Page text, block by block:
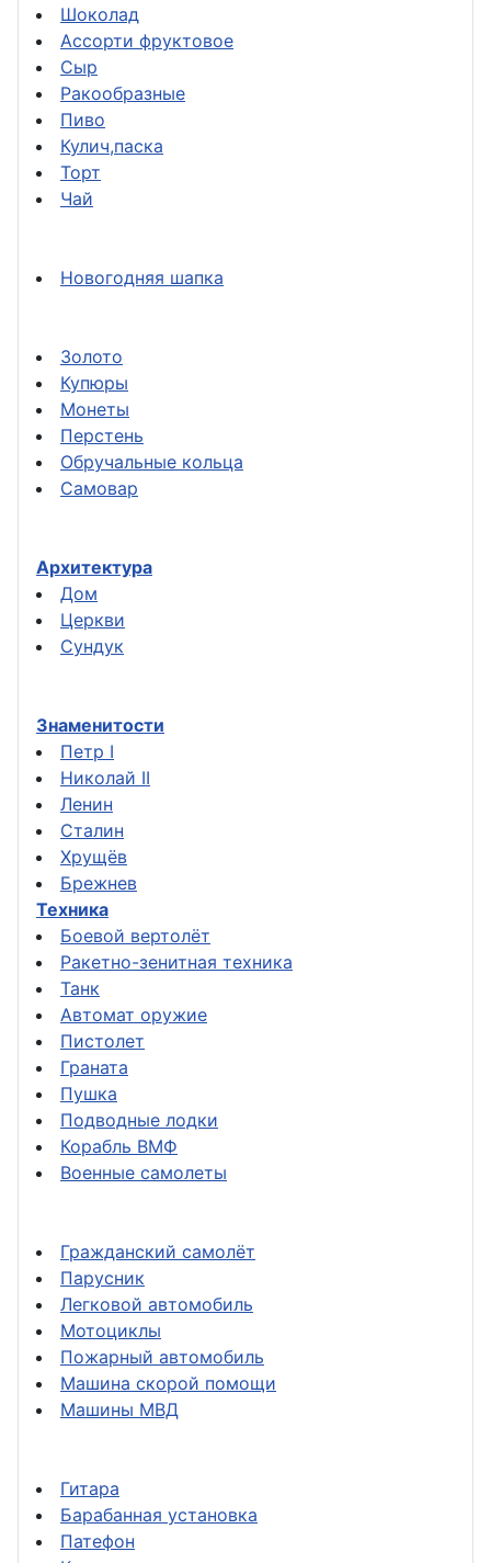
Шоколад
Ассорти фруктовое
Сыр
Ракообразные
Пиво
Кулич,паска
Торт
Чай
Новогодняя шапка
Золото
Купюры
Монеты
Перстень
Обручальные кольца
Самовар
Архитектура
Дом
Церкви
Сундук
Знаменитости
Петр I
Николай II
Ленин
Сталин
Хрущёв
Брежнев
Техника
Боевой вертолёт
Ракетно-зенитная техника
Танк
Автомат оружие
Пистолет
Граната
Пушка
Подводные лодки
Корабль ВМФ
Военные самолеты
Гражданский самолёт
Парусник
Легковой автомобиль
Мотоциклы
Пожарный автомобиль
Машина скорой помощи
Машины МВД
Гитара
Барабанная установка
Патефон